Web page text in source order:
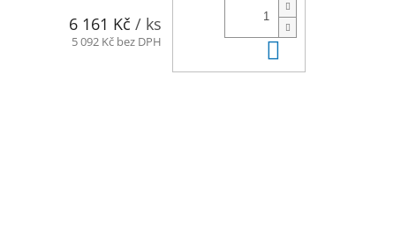
6 161 Kč / ks
5 092 Kč bez DPH Do košíku